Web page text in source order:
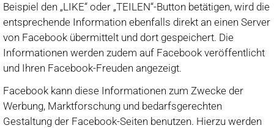
Beispiel den „LIKE“ oder „TEILEN“-Button betätigen, wird die
entsprechende Information ebenfalls direkt an einen Server
von Facebook übermittelt und dort gespeichert. Die
Informationen werden zudem auf Facebook veröffentlicht
und Ihren Facebook-Freuden angezeigt.
Facebook kann diese Informationen zum Zwecke der
Werbung, Marktforschung und bedarfsgerechten
Gestaltung der Facebook-Seiten benutzen. Hierzu werden